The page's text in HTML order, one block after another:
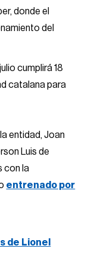
donde el
del
cumplirá 18
catalana para
entidad, Joan
Luis de
con la
entrenado por
de Lionel